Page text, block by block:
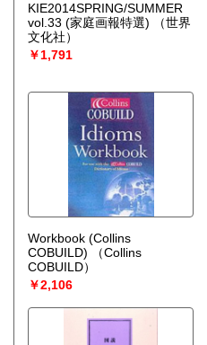
KIE2014SPRING/SUMMER
vol.33 (家庭画報特選)
（世界
文化社）
￥1,791
Workbook (Collins
COBUILD)
（Collins
COBUILD）
￥2,106